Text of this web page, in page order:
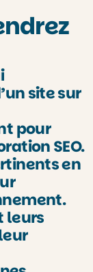
site sur
pour
SEO.
en
leurs